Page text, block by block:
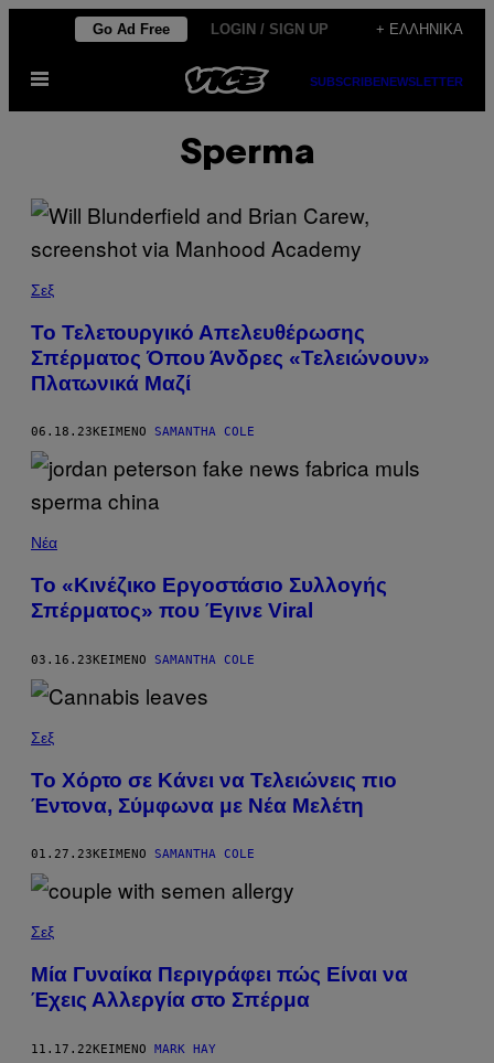
Μετάβαση
περιεχόμενο
Go Ad Free LOGIN / SIGN UP + ΕΛΛΗΝΙΚΆ
Ανοίξτε
μενού
SUBSCRIBENEWSLETTER
Sperma
Σεξ
Το Τελετουργικό Απελευθέρωσης
Σπέρματος Όπου Άνδρες «Τελειώνουν»
Πλατωνικά Μαζί
06.18.23 ΚΕΊΜΕΝΟ SAMANTHA COLE
Νέα
Το «Κινέζικο Εργοστάσιο Συλλογής
Σπέρματος» που Έγινε Viral
03.16.23ΚΕΊΜΕΝΟ SAMANTHA COLE
Σεξ
Το Χόρτο σε Κάνει να Τελειώνεις πιο
Έντονα, Σύμφωνα με Νέα Μελέτη
01.27.23 ΚΕΊΜΕΝΟ SAMANTHA COLE
Σεξ
Μία Γυναίκα Περιγράφει πώς Είναι να
Έχεις Αλλεργία στο Σπέρμα
11.17.22ΚΕΊΜΕΝΟ MARK HAY